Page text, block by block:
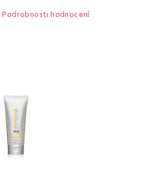
Podrobnosti hodnocení